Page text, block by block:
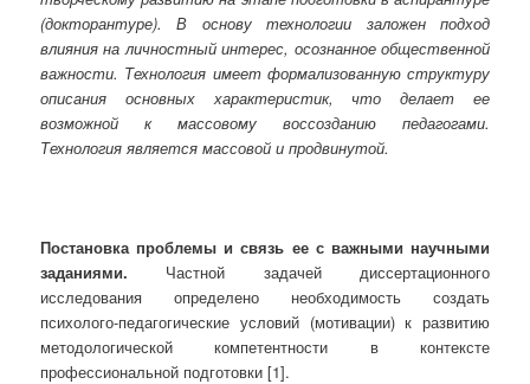
(докторантуре). В основу технологии заложен подход
влияния на личностный интерес, осознанное общественной
важности. Технология имеет формализованную структуру
описания основных характеристик, что делает ее
возможной к массовому воссозданию педагогами.
Технология является массовой и продвинутой.
Постановка проблемы и связь ее с важными научными
заданиями. Частной задачей диссертационного
исследования определено необходимость создать
психолого-педагогические условий (мотивации) к развитию
методологической компетентности в контексте
профессиональной подготовки [1].